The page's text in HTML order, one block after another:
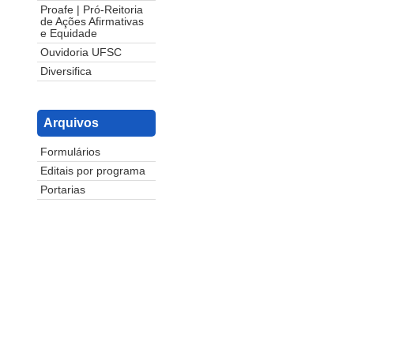
Proafe | Pró-Reitoria
de Ações Afirmativas
e Equidade
Ouvidoria UFSC
Diversifica
Arquivos
Formulários
Editais por programa
Portarias